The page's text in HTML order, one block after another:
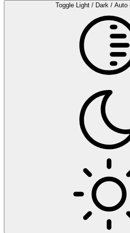
Toggle Light / Dark / Auto